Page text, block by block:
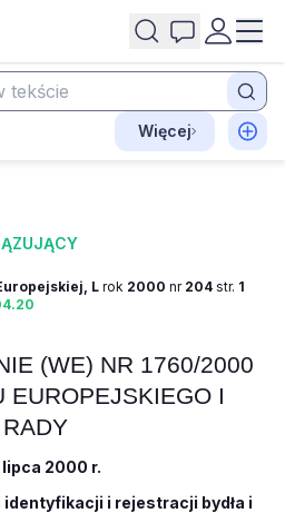
Więcej
L rok 2000 nr 204 str. 1
(WE) NR 1760/2000
EUROPEJSKIEGO I
RADY
lipca 2000 r.
i rejestracji bydła i